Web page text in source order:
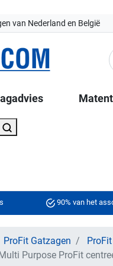
van Nederland en België
90% van het
ProFit Gatzagen
Purpose ProFit